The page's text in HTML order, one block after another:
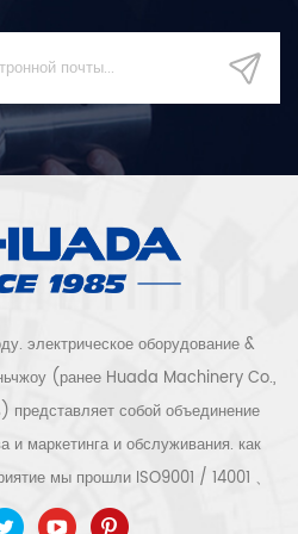
электрическое оборудование &
(ранее Huada Machinery Co.,
собой объединение
и маркетинга и обслуживания. как
мы прошли ISO9001 / 14001 、
、 Сертификация качества и